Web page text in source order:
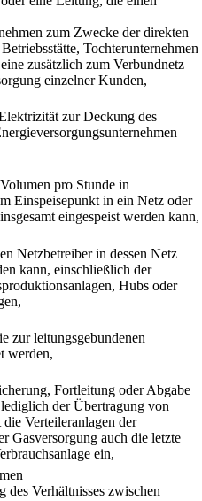
zum Zwecke der direkten
Tochterunternehmen
zusätzlich zum Verbundnetz
einzelner Kunden,
zur Deckung des
pro Stunde in
Einspeisepunkt in ein Netz oder
eingespeist werden kann,
Netzbetreiber in dessen Netz
kann, einschließlich der
Hubs oder
zur leitungsgebundenen
werden,
Fortleitung oder Abgabe
der Übertragung von
Verteileranlagen der
Gasversorgung auch die letzte
ein,
des Verhältnisses zwischen